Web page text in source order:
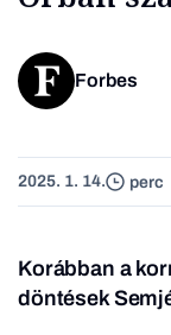
Forbes
2025. 1. 14. perc
Korábban a
döntések